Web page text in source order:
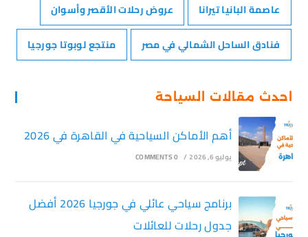
عاصمة البانيا تيرانا
عروض رحلات الأقصر وأسوان
فنادق الساحل الشمالي في مصر
منتجع لوبوتا جورجيا
احدث مقالات السياحة
أهم الأماكن السياحية في القاهرة في 2026
يوليو 6, 2026 /
0 COMMENTS
برنامج سياحي عائلي في جورجيا 2026 أفضل
جدول رحلات للعائلات